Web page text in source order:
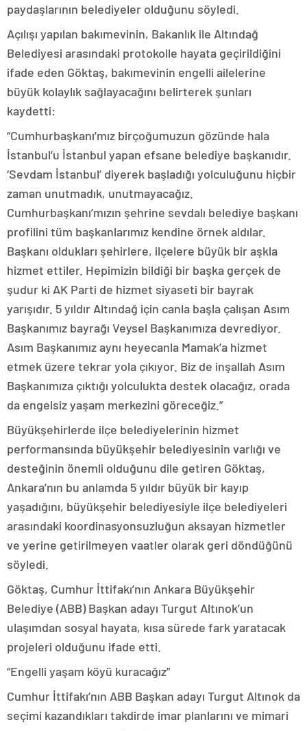
paydaşlarının belediyeler olduğunu söyledi.
Açılışı yapılan bakımevinin, Bakanlık ile Altındağ
Belediyesi arasındaki protokolle hayata geçirildiğini
ifade eden Göktaş, bakımevinin engelli ailelerine
büyük kolaylık sağlayacağını belirterek şunları
kaydetti:
“Cumhurbaşkanı’mız birçoğumuzun gözünde hala
İstanbul’u İstanbul yapan efsane belediye başkanıdır.
‘Sevdam İstanbul’ diyerek başladığı yolculuğunu hiçbir
zaman unutmadık, unutmayacağız.
Cumhurbaşkanı’mızın şehrine sevdalı belediye başkanı
profilini tüm başkanlarımız kendine örnek aldılar.
Başkanı oldukları şehirlere, ilçelere büyük bir aşkla
hizmet ettiler. Hepimizin bildiği bir başka gerçek de
şudur ki AK Parti de hizmet siyaseti bir bayrak
yarışıdır. 5 yıldır Altındağ için canla başla çalışan Asım
Başkanımız bayrağı Veysel Başkanımıza devrediyor.
Asım Başkanımız aynı heyecanla Mamak’a hizmet
etmek üzere tekrar yola çıkıyor. Biz de inşallah Asım
Başkanımıza çıktığı yolculukta destek olacağız, orada
da engelsiz yaşam merkezini göreceğiz.”
Büyükşehirlerde ilçe belediyelerinin hizmet
performansında büyükşehir belediyesinin varlığı ve
desteğinin önemli olduğunu dile getiren Göktaş,
Ankara’nın bu anlamda 5 yıldır büyük bir kayıp
yaşadığını, büyükşehir belediyesiyle ilçe belediyeleri
arasındaki koordinasyonsuzluğun aksayan hizmetler
ve yerine getirilmeyen vaatler olarak geri döndüğünü
söyledi.
Göktaş, Cumhur İttifakı’nın Ankara Büyükşehir
Belediye (ABB) Başkan adayı Turgut Altınok’un
ulaşımdan sosyal hayata, kısa sürede fark yaratacak
projeleri olduğunu ifade etti.
“Engelli yaşam köyü kuracağız”
Cumhur İttifakı’nın ABB Başkan adayı Turgut Altınok da
seçimi kazandıkları takdirde imar planlarını ve mimari